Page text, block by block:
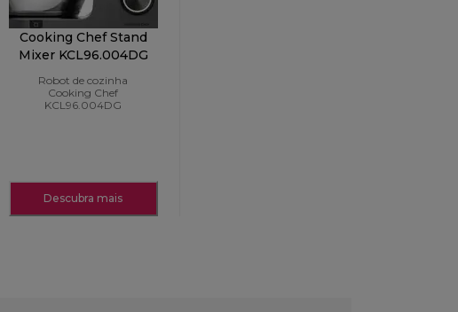
Cooking Chef Stand
Mixer KCL96.004DG
Robot de cozinha
Cooking Chef
KCL96.004DG
Descubra mais